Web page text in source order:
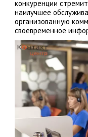
конкуренции
наилучшее
организованную
своевременное